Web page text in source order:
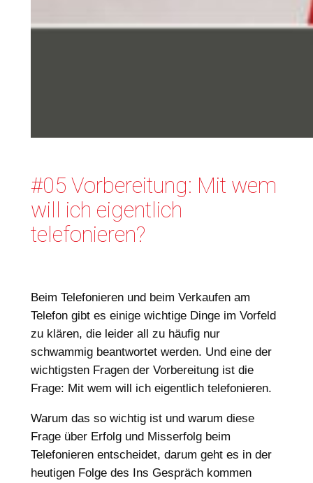
#05 Vorbereitung: Mit wem
will ich eigentlich
telefonieren?
Beim Telefonieren und beim Verkaufen am
Telefon gibt es einige wichtige Dinge im Vorfeld
zu klären, die leider all zu häufig nur
schwammig beantwortet werden. Und eine der
wichtigsten Fragen der Vorbereitung ist die
Frage: Mit wem will ich eigentlich telefonieren.
Warum das so wichtig ist und warum diese
Frage über Erfolg und Misserfolg beim
Telefonieren entscheidet, darum geht es in der
heutigen Folge des Ins Gespräch kommen